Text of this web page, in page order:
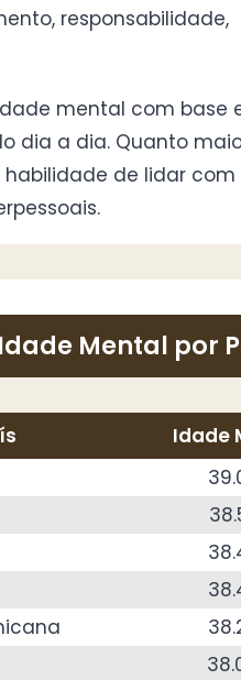
responsabilidade,
mental com base
dia a dia. Quanto
de lidar com
Mental por
Idade